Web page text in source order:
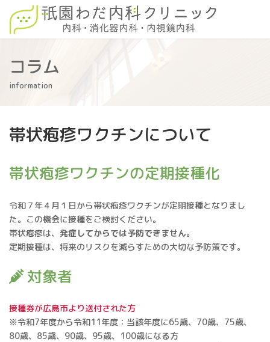
ン
ー
コラム
information
帯状疱疹ワクチンについて
帯状疱疹ワクチンの定期接種化
令和７年４月１日から帯状疱疹ワクチンが定期接種となりまし
た。この機会に接種をご検討ください。
帯状疱疹は、 発症してからでは予防できません。
定期接種は、将来のリスクを減らすための大切な予防策です。
対象者
接種券が広島市より送付された方
※令和7年度から令和11年度：当該年度に65歳、70歳、75歳、
80歳、85歳、90歳、95歳、100歳になる方